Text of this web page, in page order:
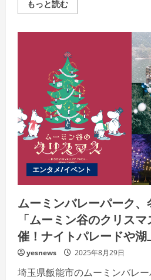
もっと読むRead
more
29
周
年
記
念
セ
ー
ル
が
開
催
中！
鈴
木
え
み
か
も
祝
福
メ
ッ
セ
ー
ジ
エンタメ/イベント
ムーミンバレーパーク、
「ムーミン谷のクリス
催！ナイトパレードや
yesnews 2025年8月29日
埼玉県飯能市のムーミンバレ